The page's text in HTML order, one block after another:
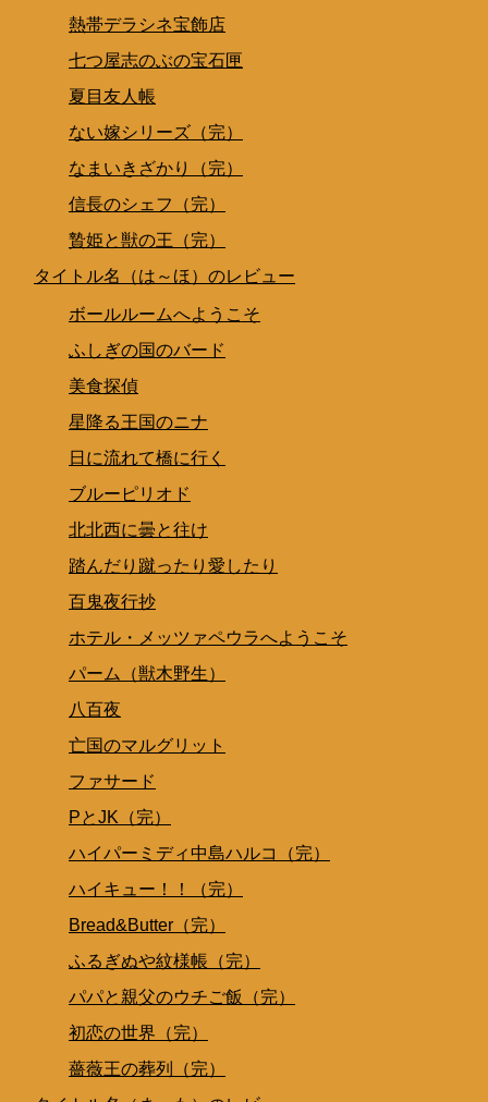
熱帯デラシネ宝飾店
七つ屋志のぶの宝石匣
夏目友人帳
ない嫁シリーズ（完）
なまいきざかり（完）
信長のシェフ（完）
贄姫と獣の王（完）
タイトル名（は～ほ）のレビュー
ボールルームへようこそ
ふしぎの国のバード
美食探偵
星降る王国のニナ
日に流れて橋に行く
ブルーピリオド
北北西に曇と往け
踏んだり蹴ったり愛したり
百鬼夜行抄
ホテル・メッツァペウラへようこそ
パーム（獣木野生）
八百夜
亡国のマルグリット
ファサード
PとJK（完）
ハイパーミディ中島ハルコ（完）
ハイキュー！！（完）
Bread&Butter（完）
ふるぎぬや紋様帳（完）
パパと親父のウチご飯（完）
初恋の世界（完）
薔薇王の葬列（完）